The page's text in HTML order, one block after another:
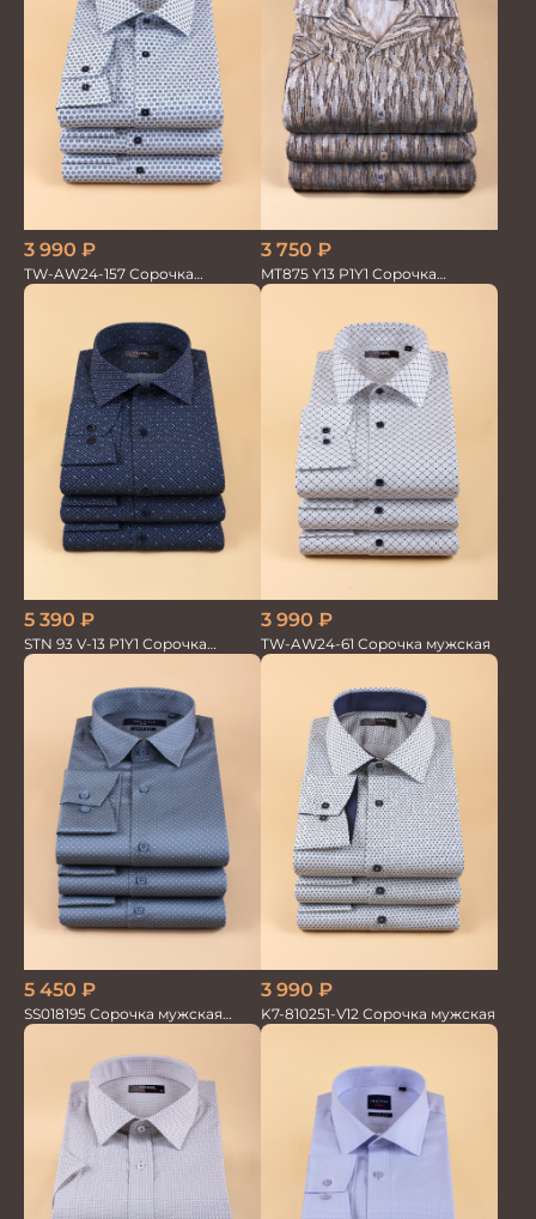
3 990 ₽
TW-AW24-157 Сорочка
мужская
3 750 ₽
MT875 Y13 P1Y1 Сорочка
мужская
5 390 ₽
STN 93 V-13 P1Y1 Сорочка
мужская
3 990 ₽
TW-AW24-61 Сорочка мужская
5 450 ₽
SS018195 Сорочка мужская
GROSTYLE PRIME
3 990 ₽
K7-810251-V12 Сорочка мужская